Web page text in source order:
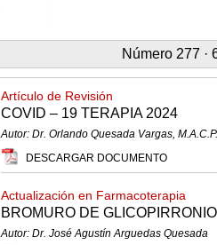
Número 277 ·
Artículo de Revisión
COVID – 19 TERAPIA 2024
Autor: Dr. Orlando Quesada Vargas, M.A.C.P.
DESCARGAR DOCUMENTO
Actualización en Farmacoterapia
BROMURO DE
Autor: Dr. José Agustín Arguedas Quesada